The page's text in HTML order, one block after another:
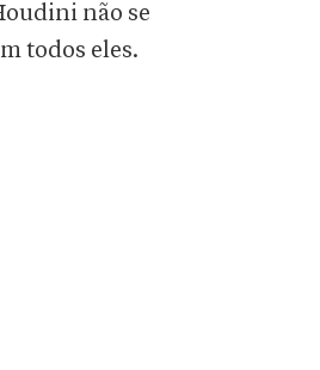
não se
todos eles.